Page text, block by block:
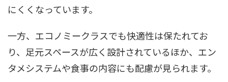
にくくなっています。
一方、エコノミークラスでも快適性は保たれてお
り、足元スペースが広く設計されているほか、エン
タメシステムや食事の内容にも配慮が見られます。